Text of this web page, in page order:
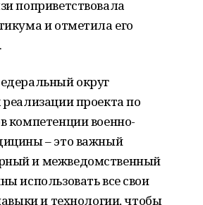
поприветствовала
и отметила его
округ
проекта по
компетенции военно-
– это важный
и межведомственный
использовать все свои
и технологии, чтобы